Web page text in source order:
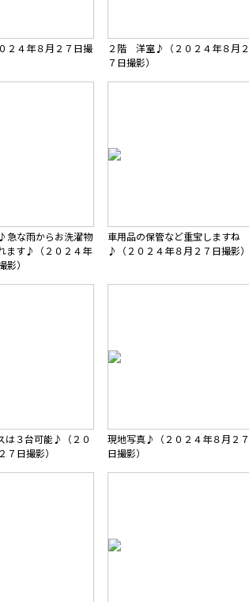
２４年８月２７日撮
２階 洋室♪（２０２４年８月２
７日撮影）
急な雨からお洗濯物
ます♪（２０２４年
影）
車用品の保管など重宝しますね
♪（２０２４年８月２７日撮影）
は３台可能♪（２０
７日撮影）
現地写真♪（２０２４年８月２７
日撮影）